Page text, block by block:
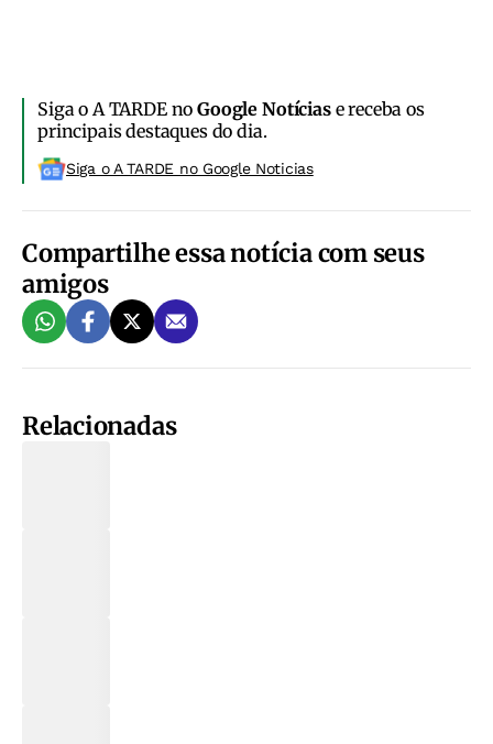
Siga o A TARDE noGoogle Notíciase receba os
principais destaques do dia.
Siga o A TARDE no Google Noticias
Compartilhe essa notícia com seus
amigos
Relacionadas